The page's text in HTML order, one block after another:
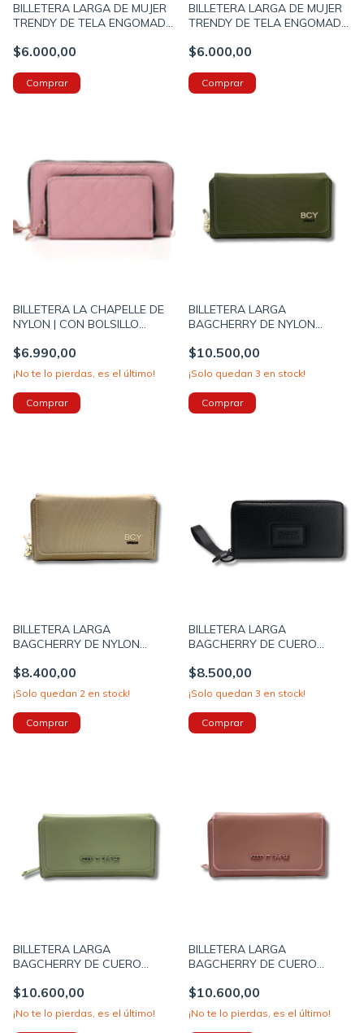
BILLETERA LARGA DE MUJER
TRENDY DE TELA ENGOMADA
(18635A)
$6.000,00
BILLETERA LARGA DE MUJER
TRENDY DE TELA ENGOMADA
(18635B)
$6.000,00
BILLETERA LA CHAPELLE DE
NYLON | CON BOLSILLO
COLOR ROSA (34UC2926D)
$6.990,00
¡No te lo pierdas, es el último!
BILLETERA LARGA
BAGCHERRY DE NYLON
COLOR VERDE (267028B)
$10.500,00
¡Solo quedan 3 en stock!
BILLETERA LARGA
BAGCHERRY DE NYLON
COLOR BEIGE (267028D)
$8.400,00
¡Solo quedan 2 en stock!
BILLETERA LARGA
BAGCHERRY DE CUERO
19X10X4 COLOR NEGRO
(267031A)
$8.500,00
¡Solo quedan 3 en stock!
BILLETERA LARGA
BAGCHERRY DE CUERO
19X10X4 COLOR VERDE
(267015B)
$10.600,00
¡No te lo pierdas, es el último!
BILLETERA LARGA
BAGCHERRY DE CUERO
19X10X4 COLOR ROSA
(267015D)
$10.600,00
¡No te lo pierdas, es el último!